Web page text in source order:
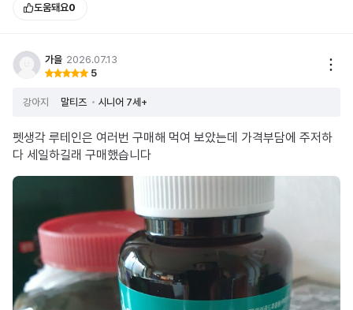
도움돼요0
가을 2026.07.13
5
강아지 말티즈 시니어 7세+
펫생각 루테인은 여러번 구매해 먹여 보았는데 가격부담에 주저하
다 세일하길래 구매했습니다